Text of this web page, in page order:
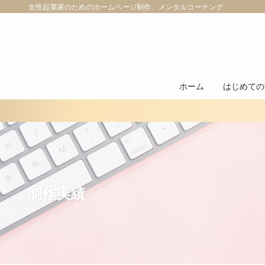
女性起業家のためのホームページ制作、メンタルコーチング
ホーム はじめて
制作実績